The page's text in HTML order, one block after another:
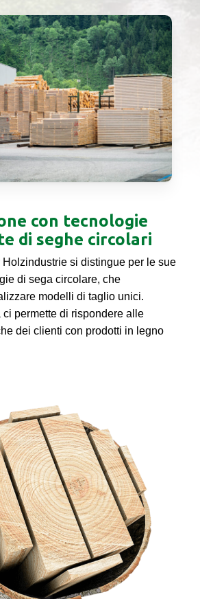
con tecnologie
di seghe circolari
Holzindustrie si distingue per le sue
di sega circolare, che
modelli di taglio unici.
permette di rispondere alle
dei clienti con prodotti in legno